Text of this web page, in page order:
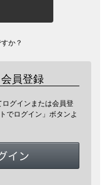
か？
員登録
グインまたは会員登
でログイン」ボタンよ